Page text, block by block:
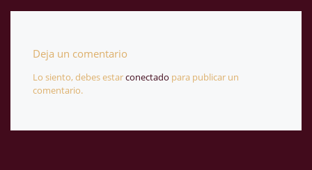
Deja un comentario
Lo siento, debes estarconectado para publicar un
comentario.